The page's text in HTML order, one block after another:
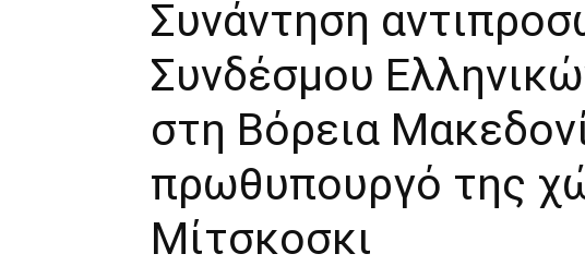
Συνάντηση
Συνδέσμου
στη Βόρεια
πρωθυπουργό της
Μίτσκοσκι